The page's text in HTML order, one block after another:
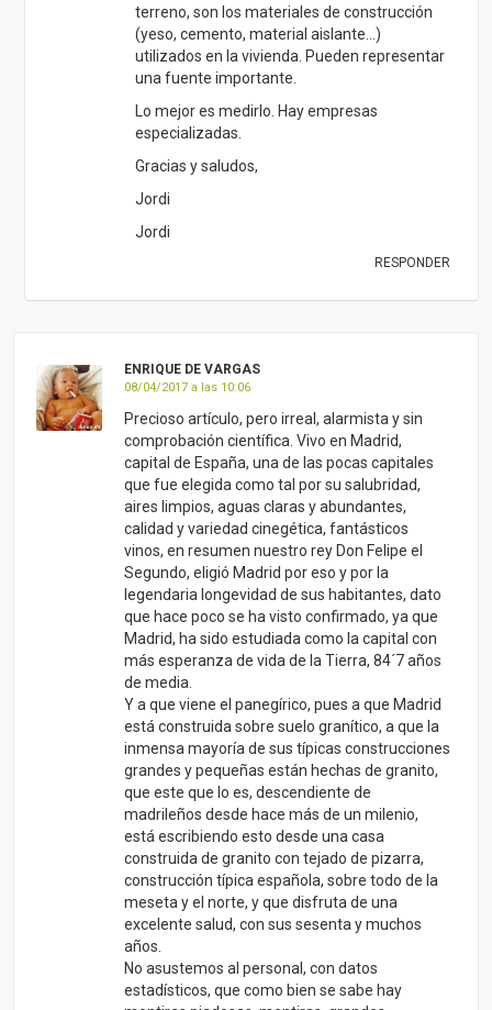
terreno, son los materiales de construcción
(yeso, cemento, material aislante…)
utilizados en la vivienda. Pueden representar
una fuente importante.
Lo mejor es medirlo. Hay empresas
especializadas.
Gracias y saludos,
Jordi
Jordi
RESPONDER
ENRIQUE DE VARGAS
08/04/2017 a las 10:06
Precioso artículo, pero irreal, alarmista y sin
comprobación científica. Vivo en Madrid,
capital de España, una de las pocas capitales
que fue elegida como tal por su salubridad,
aires limpios, aguas claras y abundantes,
calidad y variedad cinegética, fantásticos
vinos, en resumen nuestro rey Don Felipe el
Segundo, eligió Madrid por eso y por la
legendaria longevidad de sus habitantes, dato
que hace poco se ha visto confirmado, ya que
Madrid, ha sido estudiada como la capital con
más esperanza de vida de la Tierra, 84´7 años
de media.
Y a que viene el panegírico, pues a que Madrid
está construida sobre suelo granítico, a que la
inmensa mayoría de sus típicas construcciones
grandes y pequeñas están hechas de granito,
que este que lo es, descendiente de
madrileños desde hace más de un milenio,
está escribiendo esto desde una casa
construida de granito con tejado de pizarra,
construcción típica española, sobre todo de la
meseta y el norte, y que disfruta de una
excelente salud, con sus sesenta y muchos
años.
No asustemos al personal, con datos
estadísticos, que como bien se sabe hay